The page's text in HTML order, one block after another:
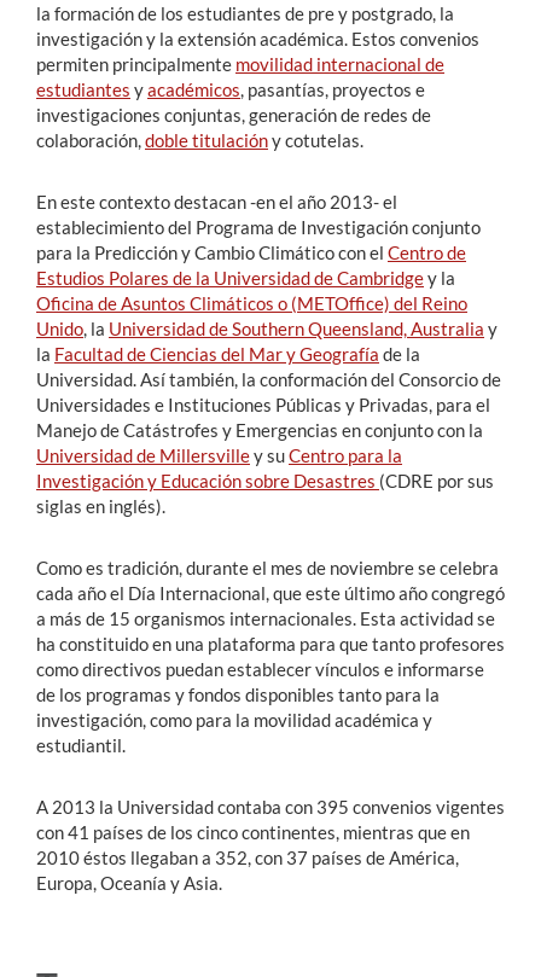
la formación de los estudiantes de pre y postgrado, la
investigación y la extensión académica. Estos convenios
permiten principalmente movilidad internacional de
estudiantes yacadémicos, pasantías, proyectos e
investigaciones conjuntas, generación de redes de
colaboración,doble titulacióny cotutelas.
En este contexto destacan -en el año 2013- el
establecimiento del Programa de Investigación conjunto
para la Predicción y Cambio Climático con el Centro de
Estudios Polares de la Universidad de Cambridgey la
Oficina de Asuntos Climáticos o (METOffice) del Reino
Unido, la Universidad de Southern Queensland, Australia y
la Facultad de Ciencias del Mar y Geografía de la
Universidad. Así también, la conformación del Consorcio de
Universidades e Instituciones Públicas y Privadas, para el
Manejo de Catástrofes y Emergencias en conjunto con la
Universidad de Millersvilley suCentro para la
Investigación y Educación sobre Desastres (CDRE por sus
siglas en inglés).
Como es tradición, durante el mes de noviembre se celebra
cada año el Día Internacional, que este último año congregó
a más de 15 organismos internacionales. Esta actividad se
ha constituido en una plataforma para que tanto profesores
como directivos puedan establecer vínculos e informarse
de los programas y fondos disponibles tanto para la
investigación, como para la movilidad académica y
estudiantil.
A 2013 la Universidad contaba con 395 convenios vigentes
con 41 países de los cinco continentes, mientras que en
2010 éstos llegaban a 352, con 37 países de América,
Europa, Oceanía y Asia.